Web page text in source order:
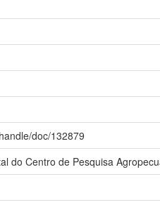
doc/132879
do Centro de Pesquisa